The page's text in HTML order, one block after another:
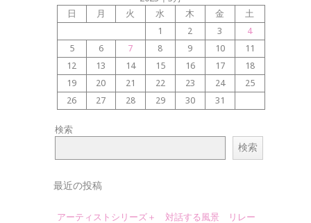
日
月 火 水 木 金
土
1
2 3
4
5
6 7 8 9 10
11
12
13 14 15 16 17
18
19
20 21 22 23 24
25
26
27 28 29 30 31
検索
検索
最近の投稿
アーティストシリーズ＋ 対話する風景 リレー